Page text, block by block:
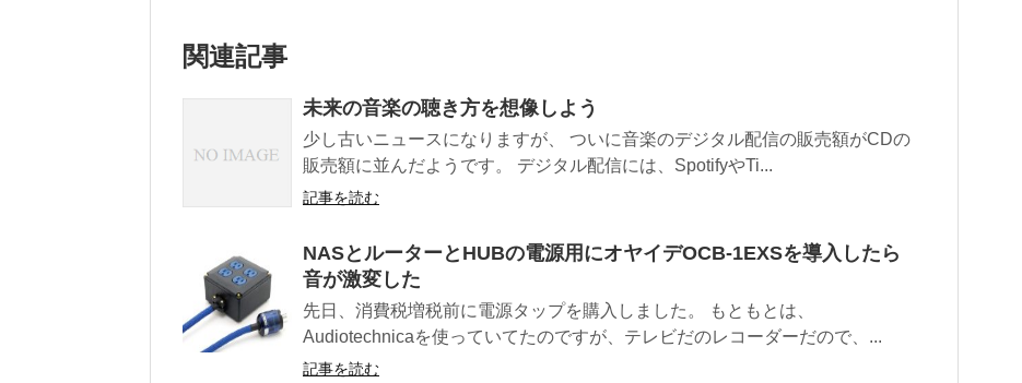
関連記事
未来の音楽の聴き方を想像しよう
少し古いニュースになりますが、 ついに音楽のデジタル配信の販売額がCDの
販売額に並んだようです。 デジタル配信には、SpotifyやTi...
記事を読む
NASとルーターとHUBの電源用にオヤイデOCB-1EXSを導入したら
音が激変した
先日、消費税増税前に電源タップを購入しました。 もともとは、
Audiotechnicaを使っていてたのですが、テレビだのレコーダーだので、...
記事を読む